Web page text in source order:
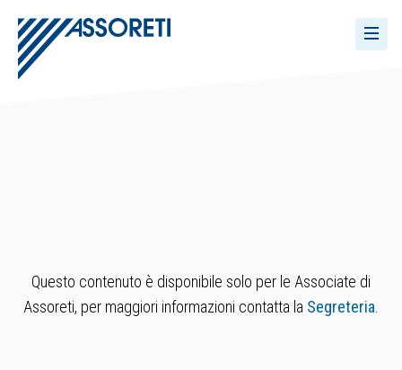
Questo contenuto è disponibile solo per le Associate di
Assoreti, per maggiori informazioni contatta la Segreteria